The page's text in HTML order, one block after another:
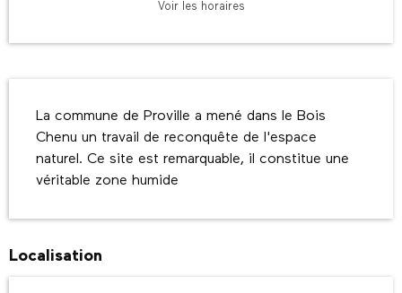
Voir les horaires
La commune de Proville a mené dans le Bois
Chenu un travail de reconquête de l'espace
naturel. Ce site est remarquable, il constitue une
véritable zone humide
Localisation